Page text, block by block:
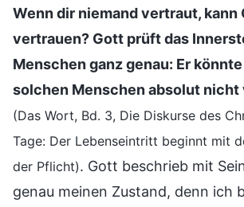
Wenn dir niemand vertraut, kann
vertrauen? Gott prüft das
Menschen ganz genau: Er
solchen Menschen absolut nicht
(Das Wort, Bd. 3, Die Diskurse des
Tage: Der Lebenseintritt beginnt mit
der Pflicht). Gott beschrieb mit
genau meinen Zustand, denn ich